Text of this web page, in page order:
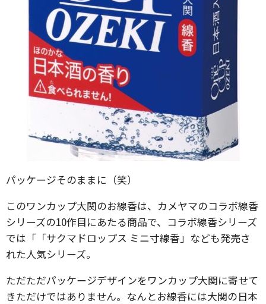
パッケージそのままに（笑）
このワンカップ大関のお線香は、カメヤマのコラボ線香
シリーズの10作目にあたる商品で、コラボ線香シリーズ
では「「サクマドロップス ミニ寸線香」なども発売さ
れた人気シリーズ。
ただただパッケージデザインをワンカップ大関に寄せて
きただけではありません。なんとお線香には大関の日本